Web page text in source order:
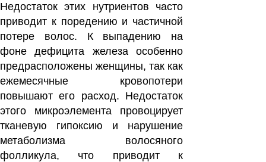
Недостаток этих нутриентов часто
приводит к поредению и частичной
потере волос. К выпадению на
фоне дефицита железа особенно
предрасположены женщины, так как
ежемесячные кровопотери
повышают его расход. Недостаток
этого микроэлемента провоцирует
тканевую гипоксию и нарушение
метаболизма волосяного
фолликула, что приводит к